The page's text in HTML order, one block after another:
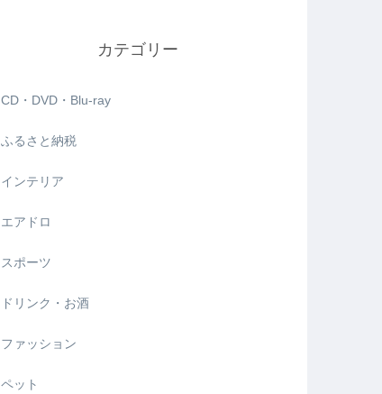
カテゴリー
CD・DVD・Blu-ray
ふるさと納税
インテリア
エアドロ
スポーツ
ドリンク・お酒
ファッション
ペット